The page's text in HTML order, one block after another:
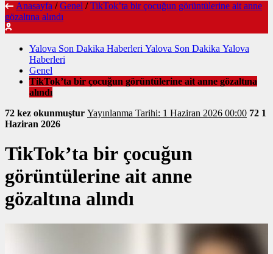
Anasayfa / Genel / TikTok’ta bir çocuğun görüntülerine ait anne
gözaltına alındı
Yalova Son Dakika Haberleri Yalova Son Dakika Yalova
Haberleri
Genel
TikTok’ta bir çocuğun görüntülerine ait anne gözaltına
alındı
72 kez okunmuştur
Yayınlanma Tarihi: 1 Haziran 2026 00:00 72 1
Haziran 2026
TikTok’ta bir çocuğun
görüntülerine ait anne
gözaltına alındı